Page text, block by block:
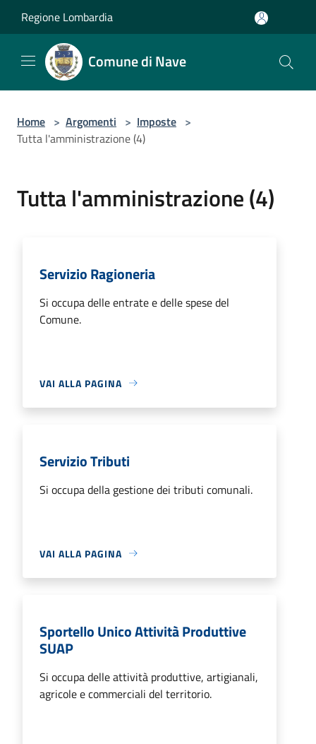
Regione Lombardia
Comune di Nave
Home > Argomenti > Imposte >
Tutta l'amministrazione (4)
Tutta l'amministrazione (4)
Servizio Ragioneria
Si occupa delle entrate e delle spese del
Comune.
VAI ALLA PAGINA
Servizio Tributi
Si occupa della gestione dei tributi comunali.
VAI ALLA PAGINA
Sportello Unico Attività Produttive
SUAP
Si occupa delle attività produttive, artigianali,
agricole e commerciali del territorio.